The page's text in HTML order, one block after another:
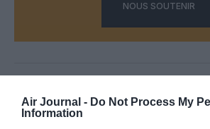
Air Journal - Do Not Process My
Information
NOUS SOUTENIR